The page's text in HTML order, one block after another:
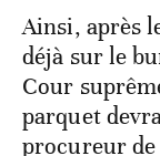
Ainsi, après
déjà sur le
Cour
parquet
procureur